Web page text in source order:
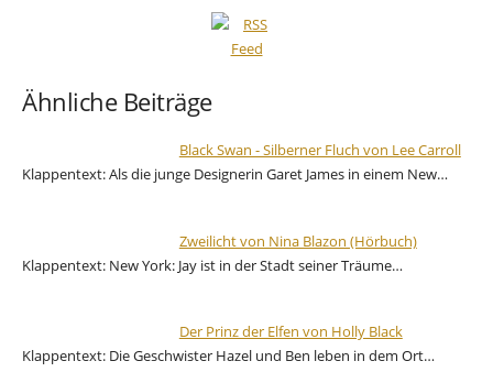
Ähnliche Beiträge
Black Swan - Silberner Fluch von Lee Carroll
Klappentext: Als die junge Designerin Garet James in einem New…
Zweilicht von Nina Blazon (Hörbuch)
Klappentext: New York: Jay ist in der Stadt seiner Träume…
Der Prinz der Elfen von Holly Black
Klappentext: Die Geschwister Hazel und Ben leben in dem Ort…